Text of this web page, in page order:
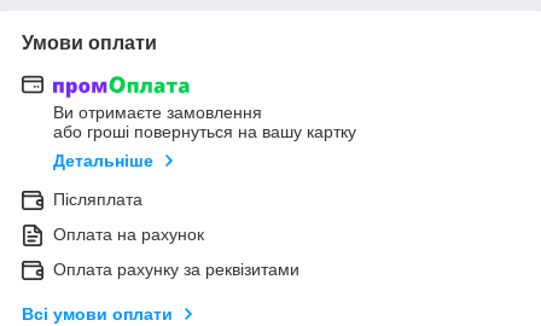
Умови оплати
Ви отримаєте замовлення
або гроші повернуться на вашу картку
Детальніше
Післяплата
Оплата на рахунок
Оплата рахунку за реквізитами
Всі умови оплати